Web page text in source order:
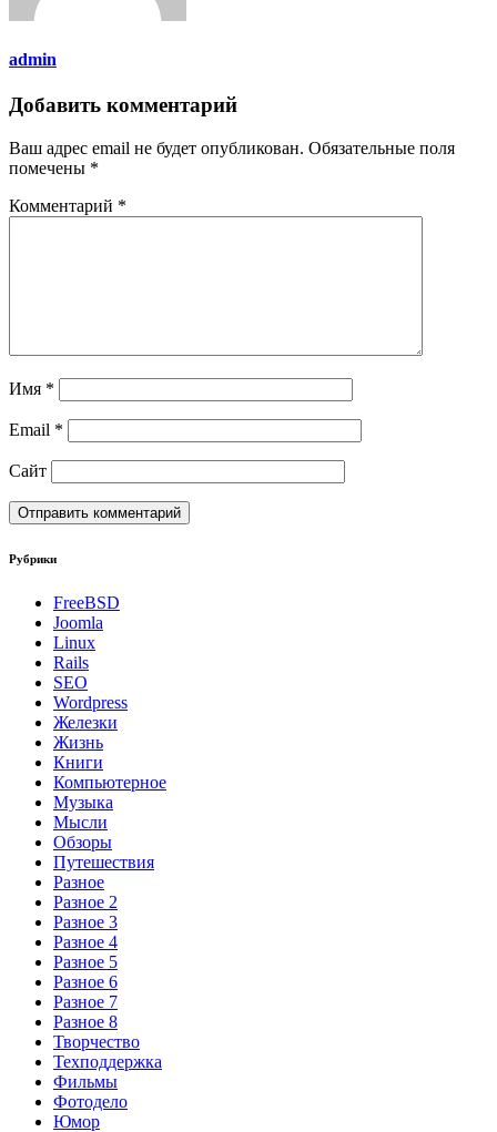
admin
Добавить комментарий
Ваш адрес email не будет опубликован. Обязательные поля
помечены *
Комментарий *
Имя *
Email *
Сайт
Рубрики
FreeBSD
Joomla
Linux
Rails
SEO
Wordpress
Железки
Жизнь
Книги
Компьютерное
Музыка
Мысли
Обзоры
Путешествия
Разное
Разное 2
Разное 3
Разное 4
Разное 5
Разное 6
Разное 7
Разное 8
Творчество
Техподдержка
Фильмы
Фотодело
Юмор